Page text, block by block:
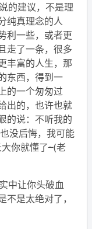
的建议，不是理
纯真理念的人
利一些，或者更
走了一条，很多
丰富的人生，那
东西，得到一
的一个匆匆过
出的，也许也就
的说：不听我的
没后悔，我可能
你就懂了~(老
中让你头破血
是太绝对了，